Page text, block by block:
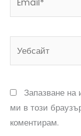
Запазване
ми в този
коментирам.